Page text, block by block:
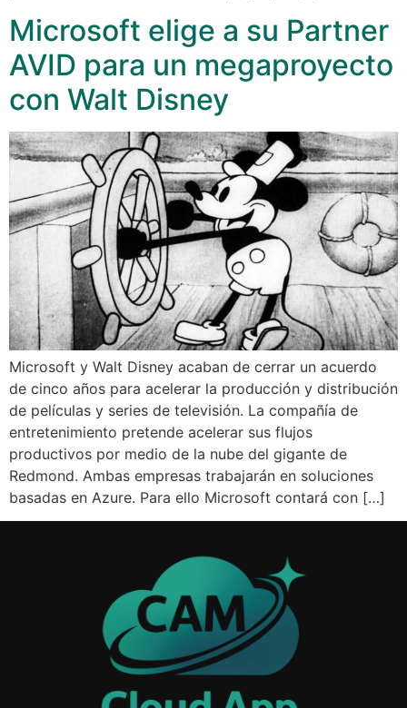
Microsoft elige a su Partner
AVID para un megaproyecto
con Walt Disney
Microsoft y Walt Disney acaban de cerrar un acuerdo
de cinco años para acelerar la producción y distribución
de películas y series de televisión. La compañía de
entretenimiento pretende acelerar sus flujos
productivos por medio de la nube del gigante de
Redmond. Ambas empresas trabajarán en soluciones
basadas en Azure. Para ello Microsoft contará con […]